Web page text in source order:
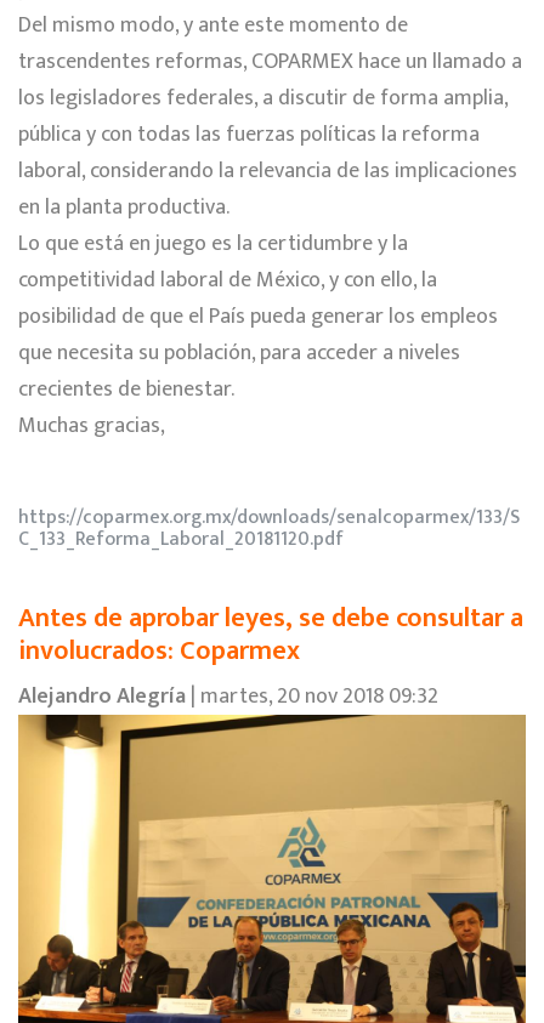
Del mismo modo, y ante este momento de
trascendentes reformas, COPARMEX hace un llamado a
los legisladores federales, a discutir de forma amplia,
pública y con todas las fuerzas políticas la reforma
laboral, considerando la relevancia de las implicaciones
en la planta productiva.
Lo que está en juego es la certidumbre y la
competitividad laboral de México, y con ello, la
posibilidad de que el País pueda generar los empleos
que necesita su población, para acceder a niveles
crecientes de bienestar.
Muchas gracias,
https://coparmex.org.mx/downloads/senalcoparmex/133/S
C_133_Reforma_Laboral_20181120.pdf
Antes de aprobar leyes, se debe consultar a
involucrados: Coparmex
Alejandro Alegría| martes, 20 nov 2018 09:32